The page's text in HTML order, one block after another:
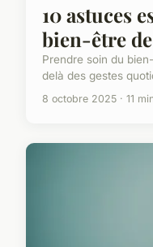
10 astuces
bien-être
Prendre soin du
delà des gestes
8 octobre 2025 · 11